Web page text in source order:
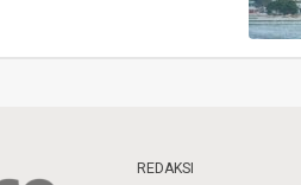
REDAKSI